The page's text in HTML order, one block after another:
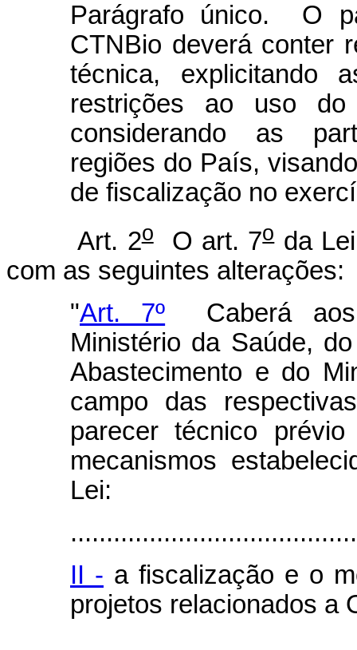
Parágrafo único. O
CTNBio deverá conter
técnica, explicitando
restrições ao uso
considerando as
regiões do País,
de fiscalização no
Art. 2oO art. 7oda
com as seguintes alterações:
"Art. 7º Caberá aos
Ministério da Saúde,
Abastecimento e do
campo das
parecer técnico
mecanismos
Lei:
II - a fiscalização e o
projetos relacionados a